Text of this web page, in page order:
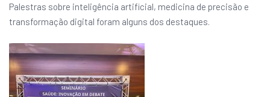
Palestras sobre inteligência artificial, medicina de precisão e
transformação digital foram alguns dos destaques.